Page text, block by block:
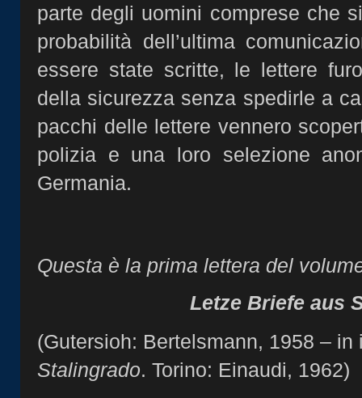
parte degli uomini comprese che
probabilità dell’ultima
essere state scritte, le lettere
della sicurezza senza spedirle a
pacchi delle lettere vennero
polizia e una loro selezione
Germania.
Questa è la prima lettera del
Letze Briefe aus
(Gutersioh: Bertelsmann, 1958 –
Stalingrado. Torino: Einaudi, 1962)